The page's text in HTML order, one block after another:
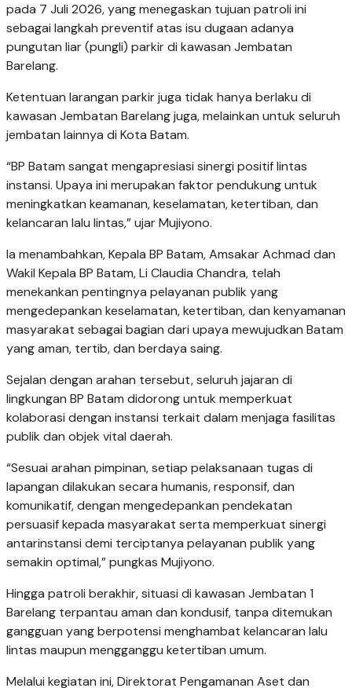
pada 7 Juli 2026, yang menegaskan tujuan patroli ini
sebagai langkah preventif atas isu dugaan adanya
pungutan liar (pungli) parkir di kawasan Jembatan
Barelang.
Ketentuan larangan parkir juga tidak hanya berlaku di
kawasan Jembatan Barelang juga, melainkan untuk seluruh
jembatan lainnya di Kota Batam.
“BP Batam sangat mengapresiasi sinergi positif lintas
instansi. Upaya ini merupakan faktor pendukung untuk
meningkatkan keamanan, keselamatan, ketertiban, dan
kelancaran lalu lintas,” ujar Mujiyono.
Ia menambahkan, Kepala BP Batam, Amsakar Achmad dan
Wakil Kepala BP Batam, Li Claudia Chandra, telah
menekankan pentingnya pelayanan publik yang
mengedepankan keselamatan, ketertiban, dan kenyamanan
masyarakat sebagai bagian dari upaya mewujudkan Batam
yang aman, tertib, dan berdaya saing.
Sejalan dengan arahan tersebut, seluruh jajaran di
lingkungan BP Batam didorong untuk memperkuat
kolaborasi dengan instansi terkait dalam menjaga fasilitas
publik dan objek vital daerah.
“Sesuai arahan pimpinan, setiap pelaksanaan tugas di
lapangan dilakukan secara humanis, responsif, dan
komunikatif, dengan mengedepankan pendekatan
persuasif kepada masyarakat serta memperkuat sinergi
antarinstansi demi terciptanya pelayanan publik yang
semakin optimal,” pungkas Mujiyono.
Hingga patroli berakhir, situasi di kawasan Jembatan 1
Barelang terpantau aman dan kondusif, tanpa ditemukan
gangguan yang berpotensi menghambat kelancaran lalu
lintas maupun mengganggu ketertiban umum.
Melalui kegiatan ini, Direktorat Pengamanan Aset dan